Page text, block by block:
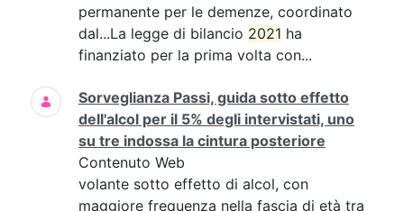
permanente per le demenze, coordinato
dal...La legge di bilancio 2021 ha
finanziato per la prima volta con...
Sorveglianza Passi, guida sotto effetto
dell'alcol per il 5% degli intervistati, uno
su tre indossa la cintura posteriore
Contenuto Web
volante sotto effetto di alcol, con
maggiore frequenza nella fascia di età tra